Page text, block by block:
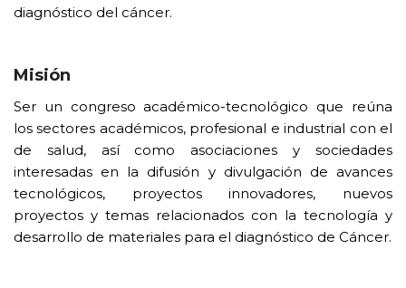
diagnóstico del cáncer.
Misión
Ser un congreso académico-tecnológico que reúna
los sectores académicos, profesional e industrial con el
de salud, así como asociaciones y sociedades
interesadas en la difusión y divulgación de avances
tecnológicos, proyectos innovadores, nuevos
proyectos y temas relacionados con la tecnología y
desarrollo de materiales para el diagnóstico de Cáncer.